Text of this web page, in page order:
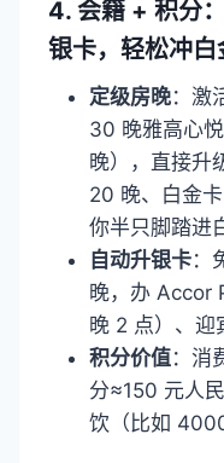
4. 会籍 + 积分
银卡，轻松冲白
定级房晚：激
30 晚雅高心
晚），直接
20 晚、白金
你半只脚踏进
自动升银卡：
晚，办 Accor
晚 2 点）、迎
积分价值：消
分≈150 元人
饮（比如